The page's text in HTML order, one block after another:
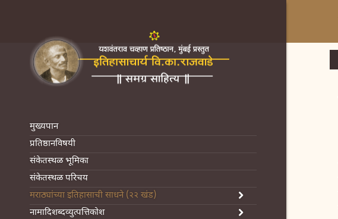
मुख्यपान
प्रतिष्ठानविषयी
संकेतस्थळ भूमिका
संकेतस्थळ परिचय
मराठ्यांच्या इतिहासाची साधने (२२ खंड)
नामादिशब्दव्युत्पत्तिकोश